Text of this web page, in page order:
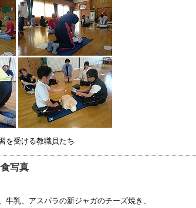
ご参加ありがとうございました。
会」の第２次案内を掲載しました
会」の第一次案内を掲載しました
ました
用図書の採択理由
を受ける教職員たち
写真
牛乳、アスパラの新ジャガのチーズ焼き、